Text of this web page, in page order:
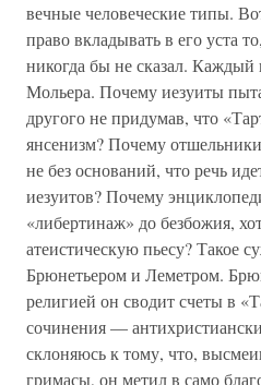
вечные человеческие типы.
право вкладывать в его уста
никогда бы не сказал. Каждый
Мольера. Почему иезуиты
другого не придумав, что
янсенизм? Почему
не без оснований, что речь
иезуитов? Почему
«либертинаж» до безбожия,
атеистическую пьесу? Такое
Брюнетьером и Леметром.
религией он сводит счеты в
сочинения —
склоняюсь к тому, что,
гримасы, он метил в само